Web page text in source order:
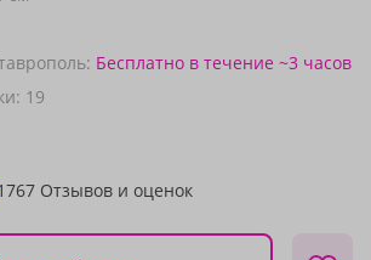
Бесплатно в течение ~3 часов
19
Отзывов и оценок